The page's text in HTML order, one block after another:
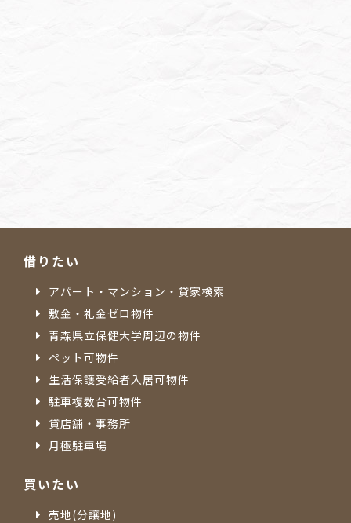
借りたい
アパート・マンション・貸家検索
敷金・礼金ゼロ物件
青森県立保健大学周辺の物件
ペット可物件
生活保護受給者入居可物件
駐車複数台可物件
貸店舗・事務所
月極駐車場
買いたい
売地(分譲地)